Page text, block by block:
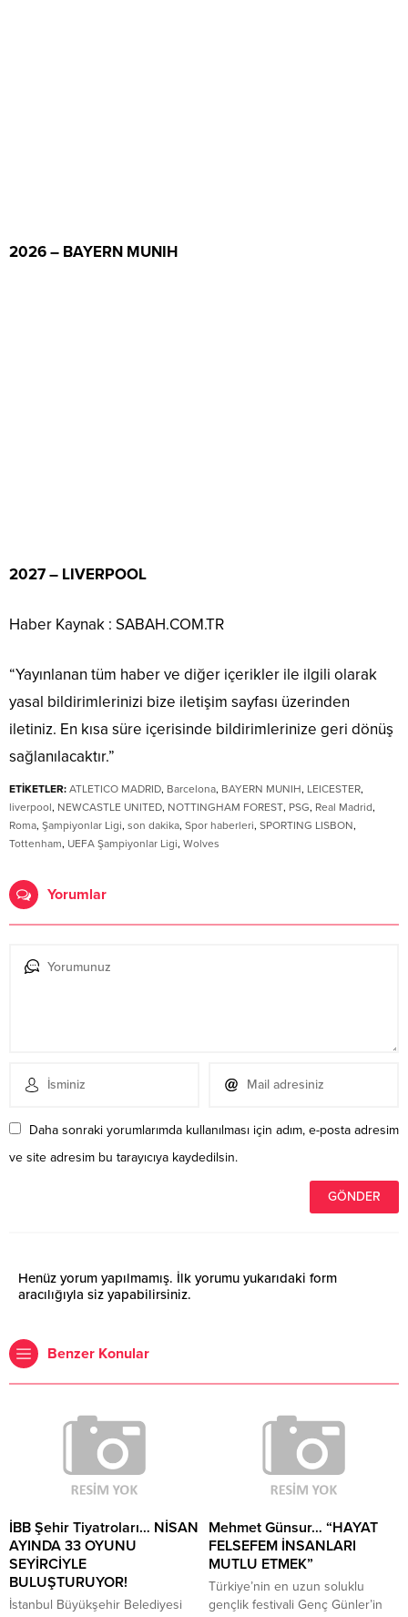
2026 – BAYERN MUNIH
2027 – LIVERPOOL
Haber Kaynak : SABAH.COM.TR
“Yayınlanan tüm haber ve diğer içerikler ile ilgili olarak
yasal bildirimlerinizi bize iletişim sayfası üzerinden
iletiniz. En kısa süre içerisinde bildirimlerinize geri dönüş
sağlanılacaktır.”
ETİKETLER: ATLETICO MADRID, Barcelona, BAYERN MUNIH, LEICESTER,
liverpool, NEWCASTLE UNITED, NOTTINGHAM FOREST, PSG, Real Madrid,
Roma, Şampiyonlar Ligi, son dakika, Spor haberleri, SPORTING LISBON,
Tottenham, UEFA Şampiyonlar Ligi, Wolves
Yorumlar
Daha sonraki yorumlarımda kullanılması için adım, e-posta adresim
ve site adresim bu tarayıcıya kaydedilsin.
Henüz yorum yapılmamış. İlk yorumu yukarıdaki form
aracılığıyla siz yapabilirsiniz.
Benzer Konular
İBB Şehir Tiyatroları… NİSAN
AYINDA 33 OYUNU
SEYİRCİYLE
BULUŞTURUYOR!
İstanbul Büyükşehir Belediyesi
Mehmet Günsur… “HAYAT
FELSEFEM İNSANLARI
MUTLU ETMEK”
Türkiye’nin en uzun soluklu
gençlik festivali Genç Günler’in